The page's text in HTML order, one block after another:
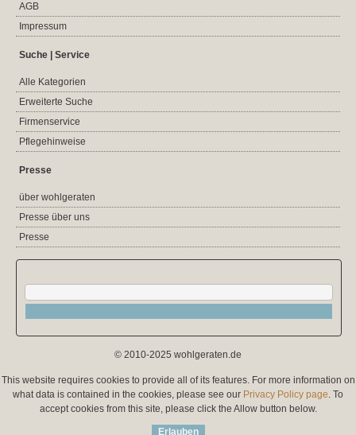
AGB
Impressum
Suche | Service
Alle Kategorien
Erweiterte Suche
Firmenservice
Pflegehinweise
Presse
über wohlgeraten
Presse über uns
Presse
© 2010-2025 wohlgeraten.de
This website requires cookies to provide all of its features. For more information on
what data is contained in the cookies, please see our Privacy Policy page. To
accept cookies from this site, please click the Allow button below.
Erlauben